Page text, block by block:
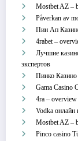
Mostbet AZ –
Påverkan av
Пин Ап
4rabet –
Лучшие
экспертов
Пинко
Gama Casino
4ra –
Vodka онлайн
Mostbet AZ –
Pinco casino